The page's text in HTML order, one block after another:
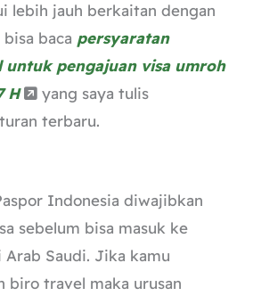
lebih jauh berkaitan dengan
baca persyaratan
untuk pengajuan visa umroh
H
yang saya tulis
terbaru.
Indonesia diwajibkan
sebelum bisa masuk ke
Arab Saudi. Jika kamu
biro travel maka urusan